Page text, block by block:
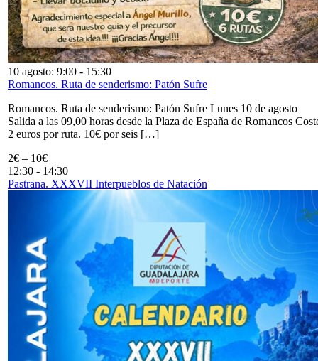
10 agosto: 9:00 - 15:30
Romancos. Ruta de senderismo: Patón Sufre
Romancos. Ruta de senderismo: Patón Sufre Lunes 10 de agosto
Salida a las 09,00 horas desde la Plaza de España de Romancos
2 euros por ruta. 10€ por seis […]
2€ – 10€
12:30 - 14:30
Pastrana. XXXVII Interpueblos de Natación